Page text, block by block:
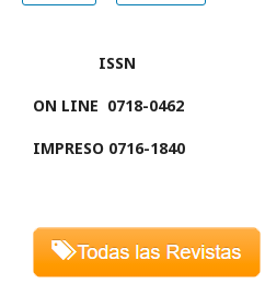
ISSN
ON LINE 0718-0462
IMPRESO 0716-1840